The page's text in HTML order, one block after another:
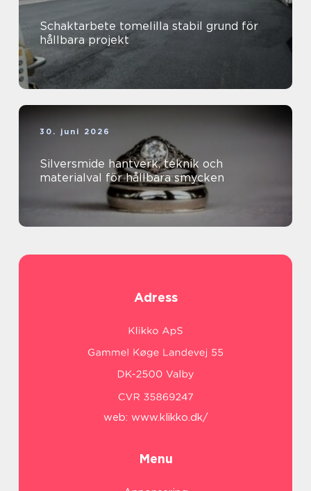
Schaktarbete tomelilla stabil grund för
hållbara projekt
30. juni 2026
Silversmide hantverk, teknik och
materialval för hållbara smycken
Adress
web: www.klikko.dk/
Menu